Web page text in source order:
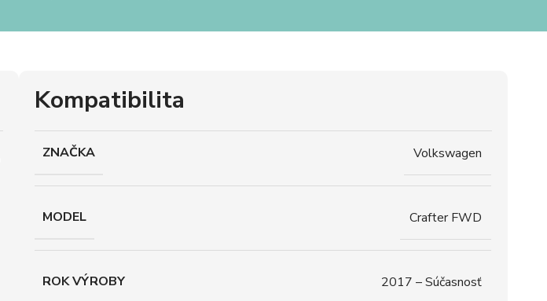
Kompatibilita
ZNAČKA Volkswagen
MODEL Crafter FWD
ROK VÝROBY 2017 – Súčasnosť